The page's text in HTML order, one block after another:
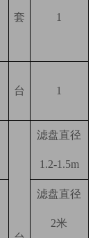
套 1
台 1
滤盘直径
1.2-1.5m
滤盘直径
2米